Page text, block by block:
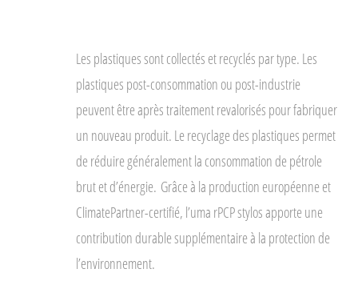
Les plastiques sont collectés et recyclés par type. Les
plastiques post-consommation ou post-industrie
peuvent être après traitement revalorisés pour fabriquer
un nouveau produit. Le recyclage des plastiques permet
de réduire généralement la consommation de pétrole
brut et d’énergie. Grâce à la production européenne et
ClimatePartner-certifié, l’uma rPCP stylos apporte une
contribution durable supplémentaire à la protection de
l’environnement.